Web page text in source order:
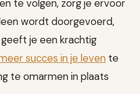
te volgen, zorg je ervoor
wordt doorgevoerd,
je een krachtig
succes in je leven te
te omarmen in plaats